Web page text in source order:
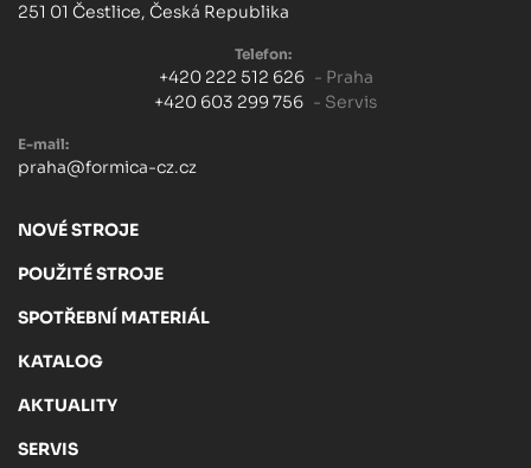
251 01 Čestlice, Česká Republika
Telefon:
+420 222 512 626 - Praha
+420 603 299 756 - Servis
E-mail:
praha@formica-cz.cz
NOVÉ STROJE
POUŽITÉ STROJE
SPOTŘEBNÍ MATERIÁL
KATALOG
AKTUALITY
SERVIS